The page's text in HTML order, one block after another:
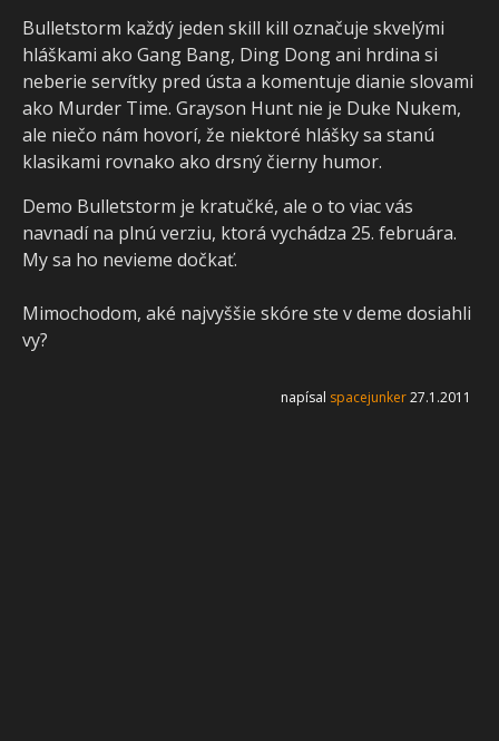
Bulletstorm každý jeden skill kill označuje skvelými
hláškami ako Gang Bang, Ding Dong ani hrdina si
neberie servítky pred ústa a komentuje dianie slovami
ako Murder Time. Grayson Hunt nie je Duke Nukem,
ale niečo nám hovorí, že niektoré hlášky sa stanú
klasikami rovnako ako drsný čierny humor.
Demo Bulletstorm je kratučké, ale o to viac vás
navnadí na plnú verziu, ktorá vychádza 25. februára.
My sa ho nevieme dočkať.
Mimochodom, aké najvyššie skóre ste v deme dosiahli
vy?
napísal spacejunker27.1.2011